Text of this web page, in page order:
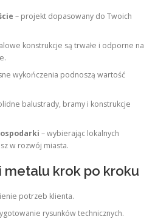
– projekt dopasowany do Twoich
konstrukcje są trwałe i odporne na
wykończenia podnoszą wartość
balustrady, bramy i konstrukcje
– wybierając lokalnych
w rozwój miasta.
metalu krok po kroku
potrzeb klienta.
rysunków technicznych.